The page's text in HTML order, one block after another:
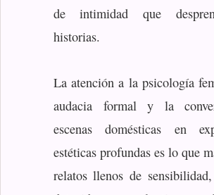
de intimidad que
historias.
La atención a la psicología
audacia formal y la
escenas domésticas en
estéticas profundas es lo que
relatos llenos de